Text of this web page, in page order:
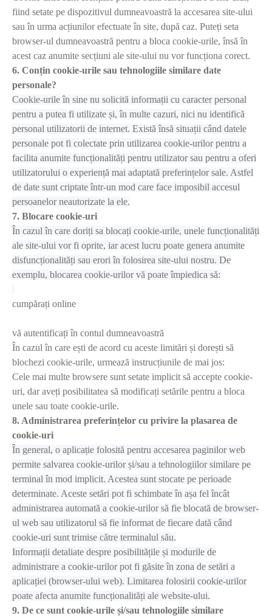
fiind setate pe dispozitivul dumneavoastră la accesarea site-ului
sau în urma acțiunilor efectuate în site, după caz. Puteți seta
browser-ul dumneavoastră pentru a bloca cookie-urile, însă în
acest caz anumite secțiuni ale site-ului nu vor funcționa corect.
6. Conțin cookie-urile sau tehnologiile similare date
personale?
Cookie-urile în sine nu solicită informații cu caracter personal
pentru a putea fi utilizate și, în multe cazuri, nici nu identifică
personal utilizatorii de internet. Există însă situații când datele
personale pot fi colectate prin utilizarea cookie-urilor pentru a
facilita anumite funcționalități pentru utilizator sau pentru a oferi
utilizatorului o experiență mai adaptată preferințelor sale. Astfel
de date sunt criptate într-un mod care face imposibil accesul
persoanelor neautorizate la ele.
7. Blocare cookie-uri
În cazul în care doriți sa blocați cookie-urile, unele funcționalități
ale site‑ului vor fi oprite, iar acest lucru poate genera anumite
disfuncționalități sau erori în folosirea site-ului nostru. De
exemplu, blocarea cookie-urilor vă poate împiedica să:
cumpărați online
vă autentificați în contul dumneavoastră
În cazul în care ești de acord cu aceste limitări și dorești să
blochezi cookie-urile, urmează instrucțiunile de mai jos:
Cele mai multe browsere sunt setate implicit să accepte cookie-
uri, dar aveți posibilitatea să modificați setările pentru a bloca
unele sau toate cookie-urile.
8. Administrarea preferințelor cu privire la plasarea de
cookie-uri
În general, o aplicație folosită pentru accesarea paginilor web
permite salvarea cookie-urilor și/sau a tehnologiilor similare pe
terminal în mod implicit. Acestea sunt stocate pe perioade
determinate. Aceste setări pot fi schimbate în așa fel încât
administrarea automată a cookie-urilor să fie blocată de browser-
ul web sau utilizatorul să fie informat de fiecare dată când
cookie-uri sunt trimise către terminalul său.
Informații detaliate despre posibilitățile și modurile de
administrare a cookie-urilor pot fi găsite în zona de setări a
aplicației (browser-ului web). Limitarea folosirii cookie-urilor
poate afecta anumite funcționalități ale website-ului.
9. De ce sunt cookie-urile și/sau tehnologiile similare